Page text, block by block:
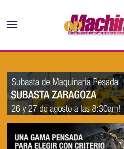
Skip to main content